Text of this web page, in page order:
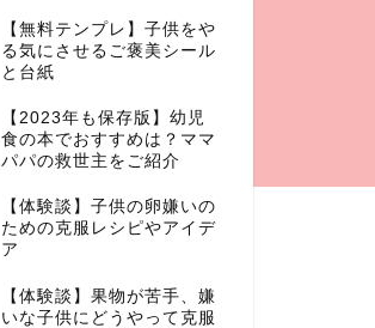
【無料テンプレ】子供をや
る気にさせるご褒美シール
と台紙
【2023年も保存版】幼児
食の本でおすすめは？ママ
パパの救世主をご紹介
【体験談】子供の卵嫌いの
ための克服レシピやアイデ
ア
【体験談】果物が苦手、嫌
いな子供にどうやって克服